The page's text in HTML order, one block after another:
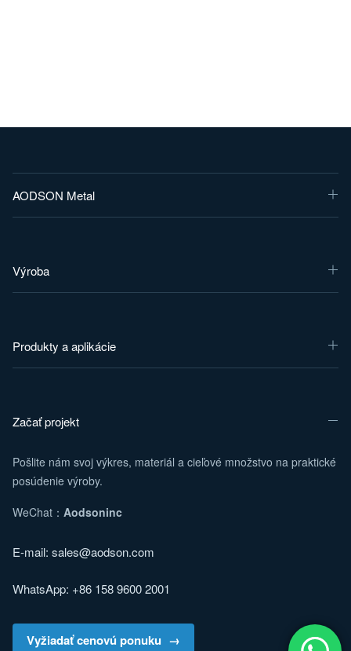
AODSON Metal
Výroba
Produkty a aplikácie
Začať projekt
Pošlite nám svoj výkres, materiál a cieľové množstvo na praktické
posúdenie výroby.
WeChat： Aodsoninc
E-mail: sales@aodson.com
WhatsApp: +86 158 9600 2001
Vyžiadať cenovú ponuku